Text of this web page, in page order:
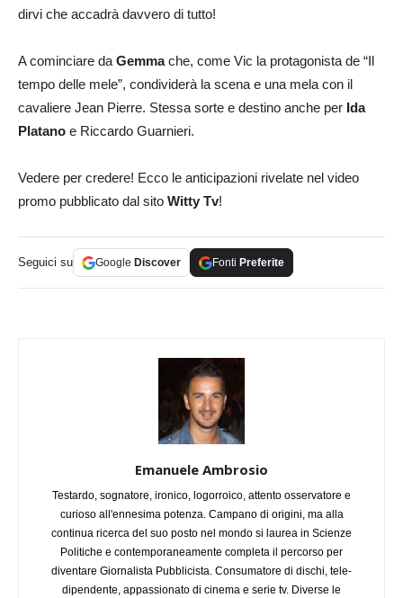
dirvi che accadrà davvero di tutto!
A cominciare daGemmache, come Vic la protagonista de “Il
tempo delle mele”, condividerà la scena e una mela con il
cavaliere Jean Pierre. Stessa sorte e destino anche per Ida
Platano e Riccardo Guarnieri.
Vedere per credere! Ecco le anticipazioni rivelate nel video
promo pubblicato dal sito Witty Tv!
Seguici su Google Discover Fonti Preferite
Emanuele Ambrosio
Testardo, sognatore, ironico, logorroico, attento osservatore e
curioso all'ennesima potenza. Campano di origini, ma alla
continua ricerca del suo posto nel mondo si laurea in Scienze
Politiche e contemporaneamente completa il percorso per
diventare Giornalista Pubblicista. Consumatore di dischi, tele-
dipendente, appassionato di cinema e serie tv. Diverse le